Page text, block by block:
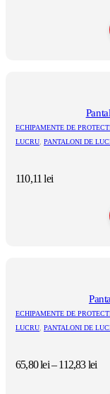
variații.
Opțiunile
pot
alese
în
ECHIPAMENTE DE
LUCRU, PANTALONI DE
110,11lei
variații.
Opțiunile
pot
alese
în
ECHIPAMENTE DE
LUCRU, PANTALONI DE
65,80lei– 112,83lei